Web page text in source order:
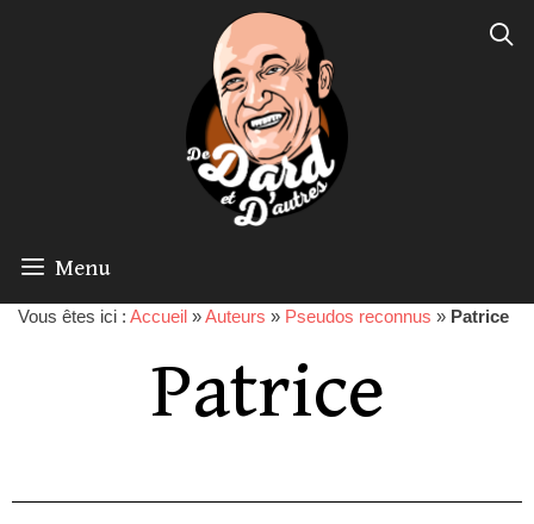
Menu
Vous êtes ici : Accueil »Auteurs » Pseudos reconnus » Patrice
Patrice